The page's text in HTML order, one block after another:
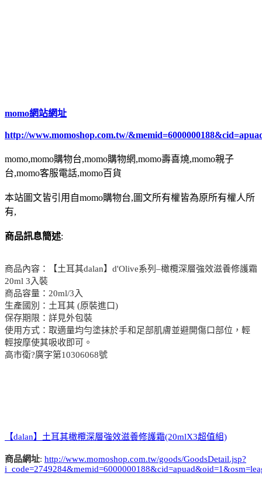
momo網站網址
http://www.momoshop.com.tw/
momo,momo購物台,momo購物網,momo壽喜燒,momo親子
台,momo客服電話,momo百貨
本站圖文皆引用自momo購物台,圖文所有權皆為原所有權人所
有,
商品訊息簡述:
商品內容：【土耳其dalan】d'Olive系列–橄欖深層強效滋養修護霜
20ml 3入裝
商品容量：20ml/3入
生產國別：土耳其 (原裝進口)
保存期限：詳見外包裝
使用方式：取適量均勻塗抹於手和足部肌膚並避開傷口部位，輕
輕按摩使其吸收即可。
高市衛?廣字第10306068號
【dalan】土耳其橄欖深層強效滋養修護霜(20mlX3超值組)
商品網址: http://www.momoshop.com.tw/goods/GoodsDetail.jsp?